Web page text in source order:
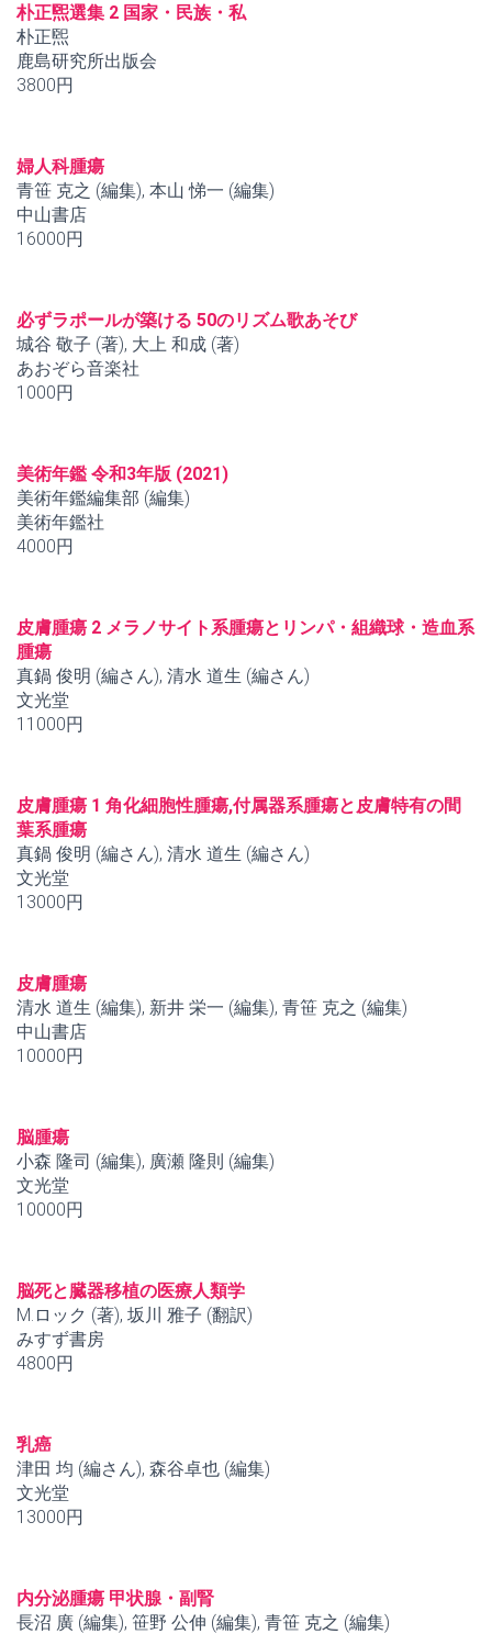
朴正煕選集 2 国家・民族・私
朴正煕
鹿島研究所出版会
3800円
婦人科腫瘍
青笹 克之 (編集), 本山 悌一 (編集)
中山書店
16000円
必ずラポールが築ける 50のリズム歌あそび
城谷 敬子 (著), 大上 和成 (著)
あおぞら音楽社
1000円
美術年鑑 令和3年版 (2021)
美術年鑑編集部 (編集)
美術年鑑社
4000円
皮膚腫瘍 2 メラノサイト系腫瘍とリンパ・組織球・造血系
腫瘍
真鍋 俊明 (編さん), 清水 道生 (編さん)
文光堂
11000円
皮膚腫瘍 1 角化細胞性腫瘍,付属器系腫瘍と皮膚特有の間
葉系腫瘍
真鍋 俊明 (編さん), 清水 道生 (編さん)
文光堂
13000円
皮膚腫瘍
清水 道生 (編集), 新井 栄一 (編集), 青笹 克之 (編集)
中山書店
10000円
脳腫瘍
小森 隆司 (編集), 廣瀬 隆則 (編集)
文光堂
10000円
脳死と臓器移植の医療人類学
M.ロック (著), 坂川 雅子 (翻訳)
みすず書房
4800円
乳癌
津田 均 (編さん), 森谷卓也 (編集)
文光堂
13000円
内分泌腫瘍 甲状腺・副腎
長沼 廣 (編集), 笹野 公伸 (編集), 青笹 克之 (編集)